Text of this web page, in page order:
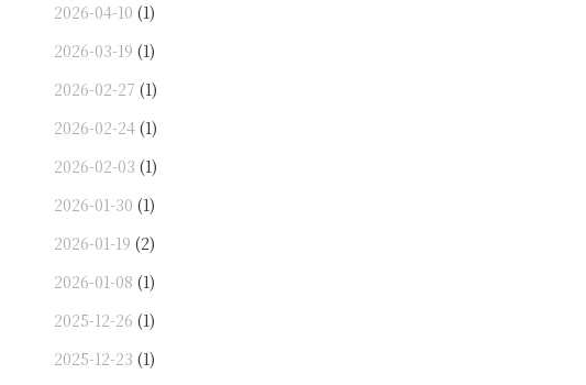
2026-04-10 (1)
2026-03-19 (1)
2026-02-27 (1)
2026-02-24 (1)
2026-02-03 (1)
2026-01-30 (1)
2026-01-19 (2)
2026-01-08 (1)
2025-12-26 (1)
2025-12-23 (1)